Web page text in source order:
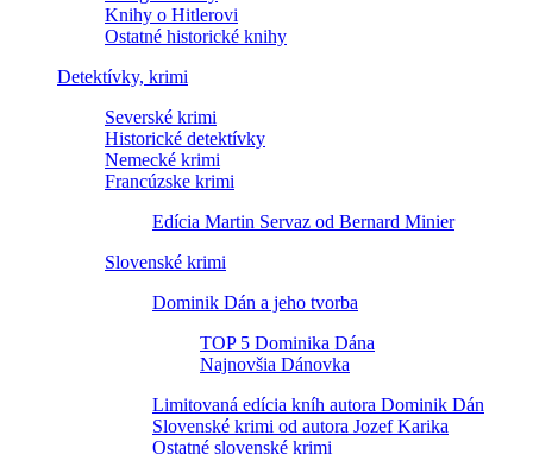
Knihy o Hitlerovi
Ostatné historické knihy
Detektívky, krimi
Severské krimi
Historické detektívky
Nemecké krimi
Francúzske krimi
Edícia Martin Servaz od Bernard Minier
Slovenské krimi
Dominik Dán a jeho tvorba
TOP 5 Dominika Dána
Najnovšia Dánovka
Limitovaná edícia kníh autora Dominik Dán
Slovenské krimi od autora Jozef Karika
Ostatné slovenské krimi